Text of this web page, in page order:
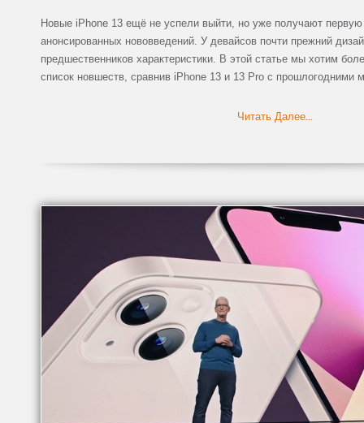
Новые iPhone 13 ещё не успели выйти, но уже получают первую
анонсированных нововведений. У девайсов почти прежний
предшественников характеристики. В этой статье мы хотим
список новшеств, сравнив iPhone 13 и 13 Pro с прошлогодними
Читать Далее...